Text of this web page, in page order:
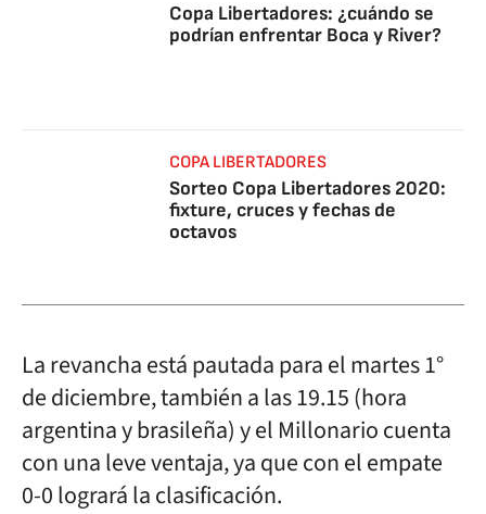
Copa Libertadores: ¿cuándo se
podrían enfrentar Boca y River?
COPA LIBERTADORES
Sorteo Copa Libertadores 2020:
fixture, cruces y fechas de
octavos
La revancha está pautada para el martes 1°
de diciembre, también a las 19.15 (hora
argentina y brasileña) y el Millonario cuenta
con una leve ventaja, ya que con el empate
0-0 logrará la clasificación.